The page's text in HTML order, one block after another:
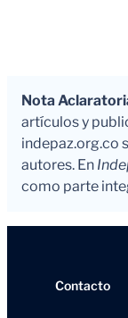
Nota
artículos y
indepaz.org.co
autores. En
como parte
Contacto